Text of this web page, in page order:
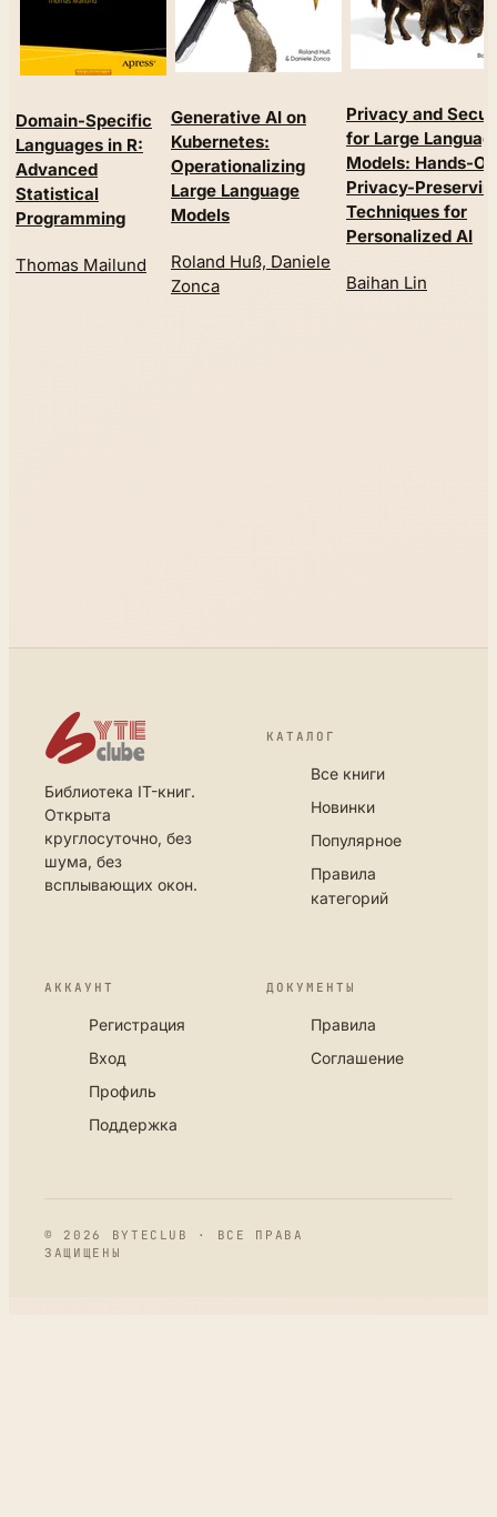
Domain-Specific
Languages in R:
Advanced
Statistical
Programming
Thomas Mailund
Generative AI on
Kubernetes:
Operationalizing
Large Language
Models
Roland Huß, Daniele
Zonca
Privacy and
for Large
Models: Hands-On
Privacy-
Techniques for
Personalized AI
Baihan Lin
Библиотека IT-книг.
Открыта
круглосуточно, без
шума, без
всплывающих окон.
КАТАЛОГ
Все книги
Новинки
Популярное
Правила
категорий
АККАУНТ
Регистрация
Вход
Профиль
Поддержка
ДОКУМЕНТЫ
Правила
Соглашение
© 2026 BYTECLUB · ВСЕ ПРАВА
ЗАЩИЩЕНЫ